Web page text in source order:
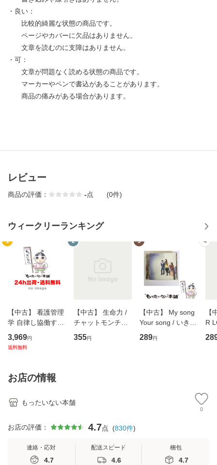
・良い：
比較的綺麗な状態の商品です。
ページやカバーに欠品はありません。
文章を読むのに支障はありません。
・可：
文章が問題なく読める状態の商品です。
マーカーやペンで書込があることがあります。
商品の痛みがある場合があります。
レビュー
商品の評価： -点 (0件)
ウィークリーランキング
1
【中古】 看護管理
学 自律し協働する
専門職の看護マネ
ジメントスキル 改
恵 藤本幸三 / 南江
堂 [単行
3,969円
送料無料
2
【中古】 生命力 /
チャットモンチー /
キューンレコード
[CD]【メール便送
355円
3
【中古】 My song
Your song / いきも
のがかり / [CD]
【メール便送料無
289円
4
【
R
産
お店の情報
もったいない本舗
0
お店の評価： 4.7点 (830件)
連絡・応対
4.7
配送スピード
4.6
梱包
4.7